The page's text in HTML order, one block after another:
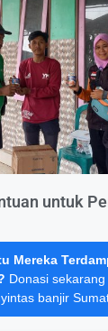
untuk
Mereka
Donasi
banjir